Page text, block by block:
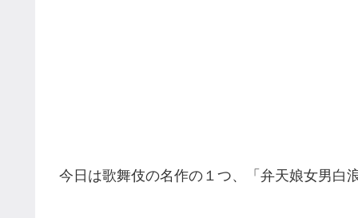
今日は歌舞伎の名作の１つ、「弁天娘女男白